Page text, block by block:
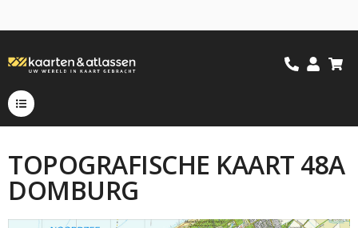
TOPOGRAFISCHE KAART 48A
DOMBURG